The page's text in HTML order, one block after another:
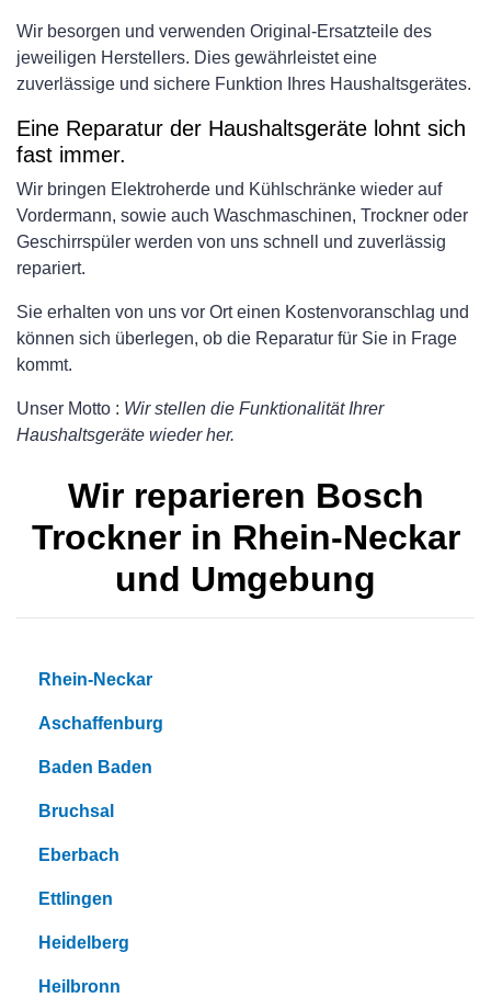
Wir besorgen und verwenden Original-Ersatzteile des
jeweiligen Herstellers. Dies gewährleistet eine
zuverlässige und sichere Funktion Ihres Haushaltsgerätes.
Eine Reparatur der Haushaltsgeräte lohnt sich
fast immer.
Wir bringen Elektroherde und Kühlschränke wieder auf
Vordermann, sowie auch Waschmaschinen, Trockner oder
Geschirrspüler werden von uns schnell und zuverlässig
repariert.
Sie erhalten von uns vor Ort einen Kostenvoranschlag und
können sich überlegen, ob die Reparatur für Sie in Frage
kommt.
Unser Motto : Wir stellen die Funktionalität Ihrer
Haushaltsgeräte wieder her.
Wir reparieren Bosch
Trockner in Rhein-Neckar
und Umgebung
Rhein-Neckar
Aschaffenburg
Baden Baden
Bruchsal
Eberbach
Ettlingen
Heidelberg
Heilbronn